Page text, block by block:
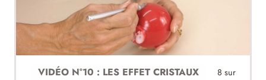
8 sur
VIDÉO N°10 : LES EFFET CRISTAUX